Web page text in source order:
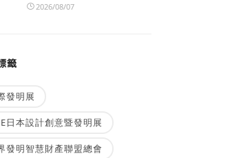
2026/08/07
籤
發明展
日本設計創意暨發明展
發明智慧財產聯盟總會